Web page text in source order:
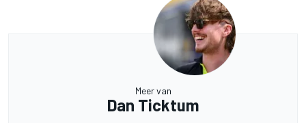
Meer van
Dan Ticktum